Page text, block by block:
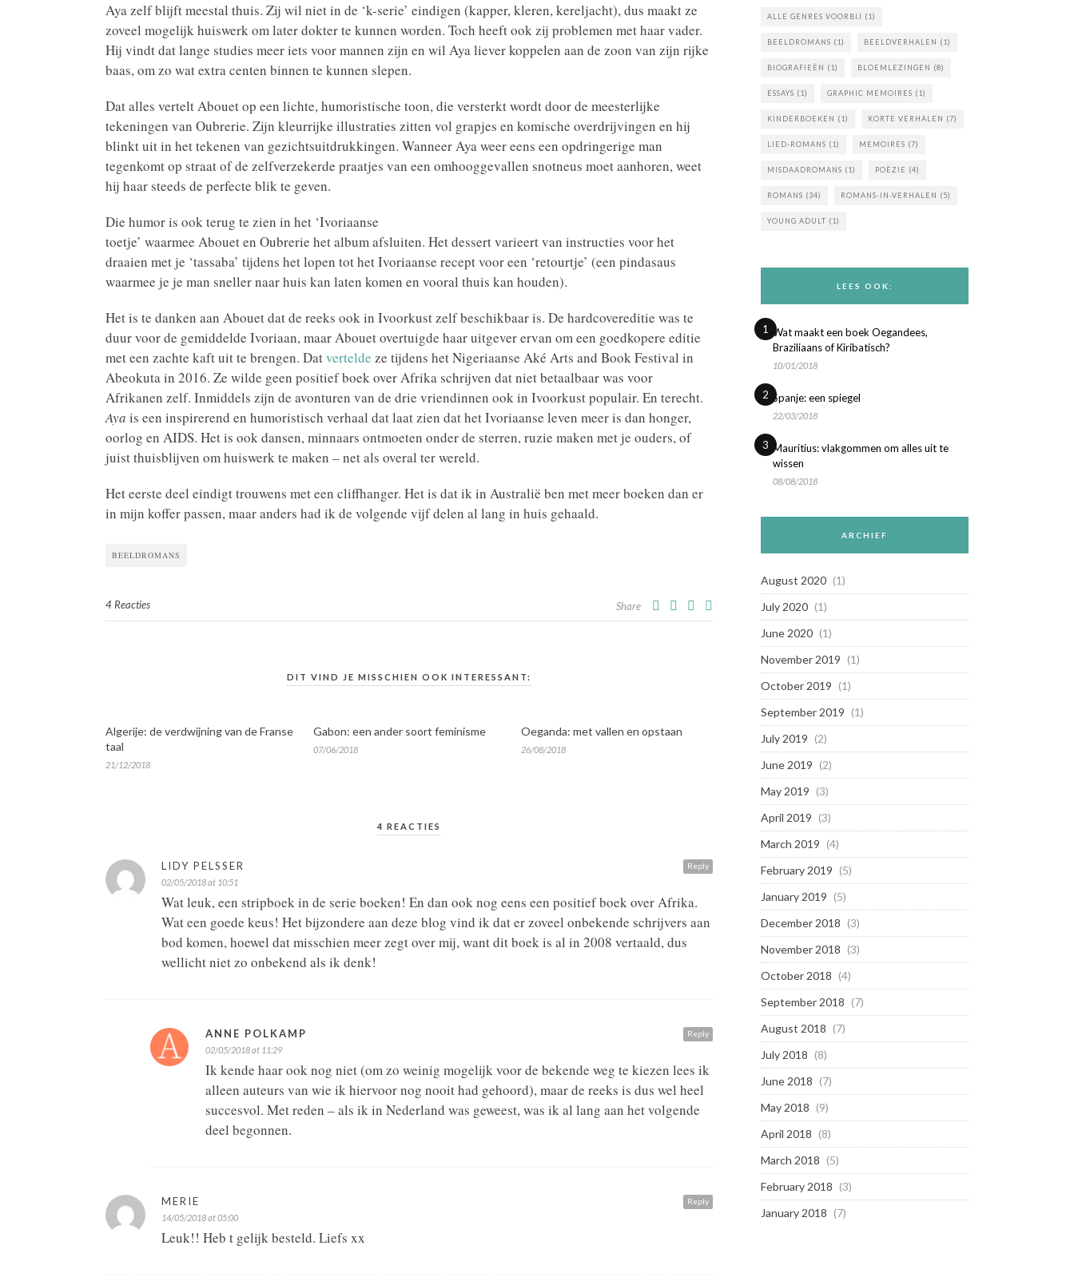
Aya zelf blijft meestal thuis. Zij wil niet in de ‘k-serie’ eindigen (kapper, kleren, kereljacht), dus maakt ze
zoveel mogelijk huiswerk om later dokter te kunnen worden. Toch heeft ook zij problemen met haar vader.
Hij vindt dat lange studies meer iets voor mannen zijn en wil Aya liever koppelen aan de zoon van zijn rijke
baas, om zo wat extra centen binnen te kunnen slepen.
Dat alles vertelt Abouet op een lichte, humoristische toon, die versterkt wordt door de meesterlijke
tekeningen van Oubrerie. Zijn kleurrijke illustraties zitten vol grapjes en komische overdrijvingen en hij
blinkt uit in het tekenen van gezichtsuitdrukkingen. Wanneer Aya weer eens een opdringerige man
tegenkomt op straat of de zelfverzekerde praatjes van een omhooggevallen snotneus moet aanhoren, weet
hij haar steeds de perfecte blik te geven.
Die humor is ook terug te zien in het ‘Ivoriaanse
toetje’ waarmee Abouet en Oubrerie het album afsluiten. Het dessert varieert van instructies voor het
draaien met je ‘tassaba’ tijdens het lopen tot het Ivoriaanse recept voor een ‘retourtje’ (een pindasaus
waarmee je je man sneller naar huis kan laten komen en vooral thuis kan houden).
Het is te danken aan Abouet dat de reeks ook in Ivoorkust zelf beschikbaar is. De hardcovereditie was te
duur voor de gemiddelde Ivoriaan, maar Abouet overtuigde haar uitgever ervan om een goedkopere editie
met een zachte kaft uit te brengen. Datvertelde ze tijdens het Nigeriaanse Aké Arts and Book Festival in
Abeokuta in 2016. Ze wilde geen positief boek over Afrika schrijven dat niet betaalbaar was voor
Afrikanen zelf. Inmiddels zijn de avonturen van de drie vriendinnen ook in Ivoorkust populair. En terecht.
Aya is een inspirerend en humoristisch verhaal dat laat zien dat het Ivoriaanse leven meer is dan honger,
oorlog en AIDS. Het is ook dansen, minnaars ontmoeten onder de sterren, ruzie maken met je ouders, of
juist thuisblijven om huiswerk te maken – net als overal ter wereld.
Het eerste deel eindigt trouwens met een cliffhanger. Het is dat ik in Australië ben met meer boeken dan er
in mijn koffer passen, maar anders had ik de volgende vijf delen al lang in huis gehaald.
BEELDROMANS
4 Reacties Share
DIT VIND JE MISSCHIEN OOK INTERESSANT:
Algerije: de verdwijning van de Franse
taal
21/12/2018
Gabon: een ander soort feminisme
07/06/2018
Oeganda: met vallen en opstaan
26/08/2018
4 REACTIES
Reply
LIDY PELSSER
02/05/2018 at 10:51
Wat leuk, een stripboek in de serie boeken! En dan ook nog eens een positief boek over Afrika.
Wat een goede keus! Het bijzondere aan deze blog vind ik dat er zoveel onbekende schrijvers aan
bod komen, hoewel dat misschien meer zegt over mij, want dit boek is al in 2008 vertaald, dus
wellicht niet zo onbekend als ik denk!
Reply
ANNE POLKAMP
02/05/2018 at 11:29
Ik kende haar ook nog niet (om zo weinig mogelijk voor de bekende weg te kiezen lees ik
alleen auteurs van wie ik hiervoor nog nooit had gehoord), maar de reeks is dus wel heel
succesvol. Met reden – als ik in Nederland was geweest, was ik al lang aan het volgende
deel begonnen.
Reply
MERIE
14/05/2018 at 05:00
Leuk!! Heb t gelijk besteld. Liefs xx
ALLE GENRES VOORBIJ (1)
BEELDROMANS (1) BEELDVERHALEN (1)
BIOGRAFIEËN (1) BLOEMLEZINGEN (8)
ESSAYS (1) GRAPHIC MEMOIRES (1)
KINDERBOEKEN (1) KORTE VERHALEN (7)
LIED-ROMANS (1) MEMOIRES (7)
MISDAADROMANS (1) POËZIE (4)
ROMANS (34) ROMANS-IN-VERHALEN (5)
YOUNG ADULT (1)
LEES OOK:
1
Wat maakt een boek Oegandees,
Braziliaans of Kiribatisch?
10/01/2018
2 Spanje: een spiegel
22/03/2018
3 Mauritius: vlakgommen om alles uit te
wissen
08/08/2018
ARCHIEF
August 2020 (1)
July 2020 (1)
June 2020 (1)
November 2019 (1)
October 2019 (1)
September 2019 (1)
July 2019 (2)
June 2019 (2)
May 2019 (3)
April 2019 (3)
March 2019 (4)
February 2019 (5)
January 2019 (5)
December 2018 (3)
November 2018 (3)
October 2018 (4)
September 2018 (7)
August 2018 (7)
July 2018 (8)
June 2018 (7)
May 2018 (9)
April 2018 (8)
March 2018 (5)
February 2018 (3)
January 2018 (7)